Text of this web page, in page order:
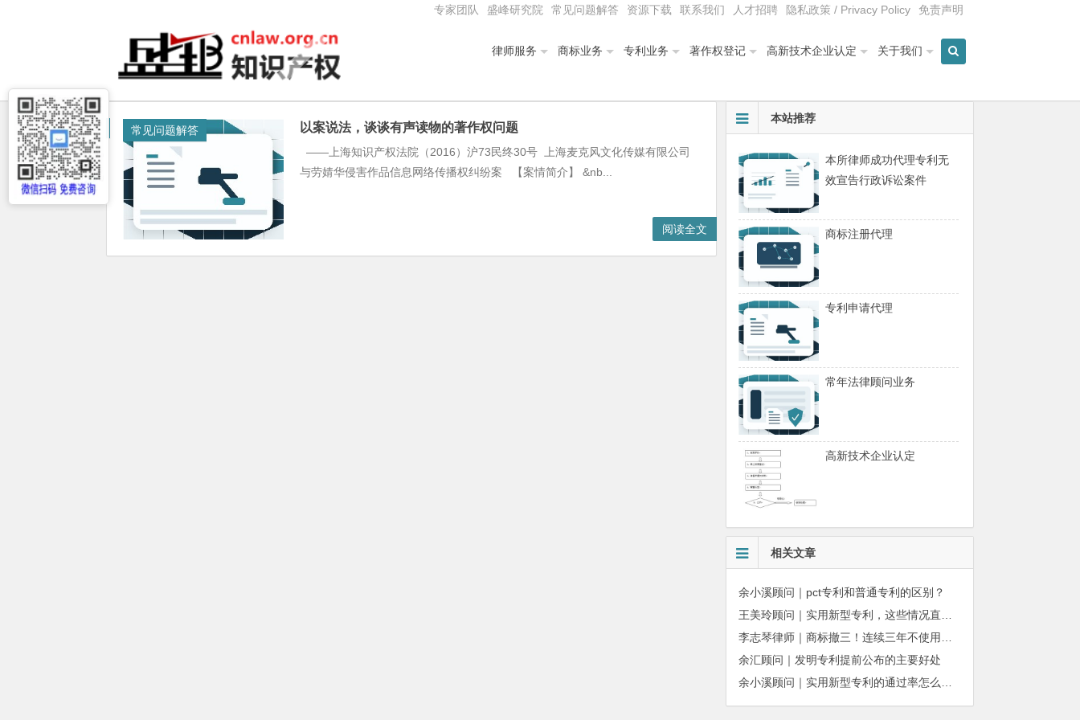
专家团队 盛峰研究院 常见问题解答 资源下载 联系我们 人才招聘 隐私政策 / Privacy Policy 免责声明
律师服务 商标业务 专利业务 著作权登记 高新技术企业认定 关于我们
常见问题解答 以案说法，谈谈有声读物的著作权问题
——上海知识产权法院（2016）沪73民终30号 上海麦克风文化传媒有限公司
与劳婧华侵害作品信息网络传播权纠纷案 【案情简介】 &nb...
阅读全文
本站推荐
本所律师成功代理专利无
效宣告行政诉讼案件
商标注册代理
专利申请代理
常年法律顾问业务
高新技术企业认定
相关文章
余小溪顾问｜pct专利和普通专利的区别？
余汇顾问｜发明专利提前公布‌的主要好处